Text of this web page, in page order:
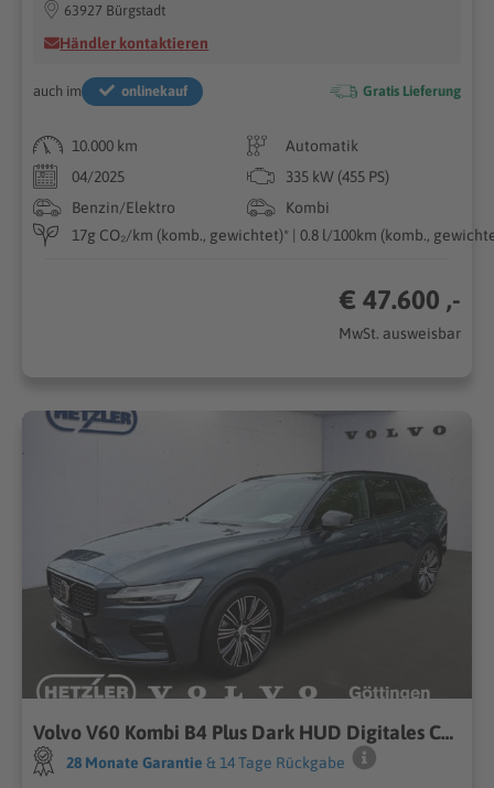
63927 Bürgstadt
Händler kontaktieren
auch im onlinekauf Gratis Lieferung
10.000 km
Automatik
04/2025
335 kW (455 PS)
Benzin/Elektro
Kombi
17g CO₂/km (komb., gewichtet)* | 0.8 l/100km (komb.,
€ 47.600 ,-
MwSt. ausweisbar
Volvo V60 Kombi B4 Plus Dark HUD Digitales Cockpit Memory Sitze Soundsystem HarmanKardon 360 Kamera
28 Monate Garantie & 14 Tage Rückgabe